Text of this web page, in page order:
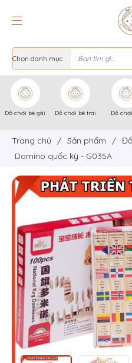
Đồ chơi bé gái Đồ chơi bé trai Đồ
Trang chủ / Sản phẩm /
Domino quốc kỳ - G035A